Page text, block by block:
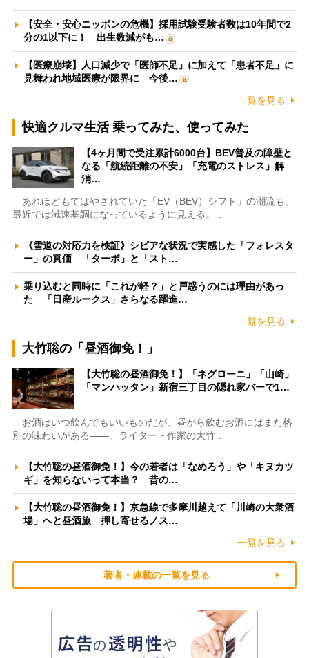
【安全・安心ニッポンの危機】採用試験受験者数は10年間で2
分の1以下に！ 出生数減がも…
【医療崩壊】人口減少で「医師不足」に加えて「患者不足」に
見舞われ地域医療が限界に 今後…
一覧を見る
快適クルマ生活 乗ってみた、使ってみた
【4ヶ月間で受注累計6000台】BEV普及の障壁と
なる「航続距離の不安」「充電のストレス」解
消…
あれほどもてはやされていた「EV（BEV）シフト」の潮流も、
最近では減速基調になっているように見える。…
《雪道の対応力を検証》シビアな状況で実感した「フォレスタ
ー」の真価 「ターボ」と「スト…
乗り込むと同時に「これが軽？」と戸惑うのには理由があっ
た 「日産ルークス」さらなる躍進…
一覧を見る
大竹聡の「昼酒御免！」
【大竹聡の昼酒御免！】「ネグローニ」「山崎」
「マンハッタン」新宿三丁目の隠れ家バーで1…
お酒はいつ飲んでもいいものだが、昼から飲むお酒にはまた格
別の味わいがある――。ライター・作家の大竹…
【大竹聡の昼酒御免！】今の若者は「なめろう」や「キヌカツ
ギ」を知らないって本当？ 昔の…
【大竹聡の昼酒御免！】京急線で多摩川越えて「川崎の大衆酒
場」へと昼酒旅 押し寄せるノス…
一覧を見る
著者・連載の一覧を見る